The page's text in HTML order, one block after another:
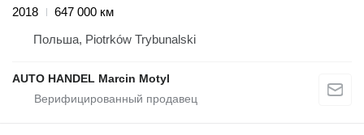
2018
647 000 км
Польша, Piotrków Trybunalski
AUTO HANDEL Marcin Motyl